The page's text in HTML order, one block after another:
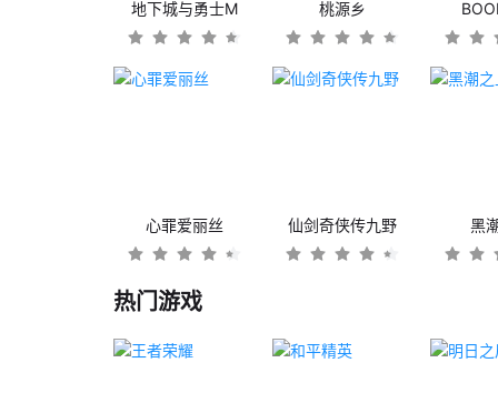
地下城与勇士M 桃源乡
心罪爱丽丝 仙剑奇侠传九野 黑
热门游戏